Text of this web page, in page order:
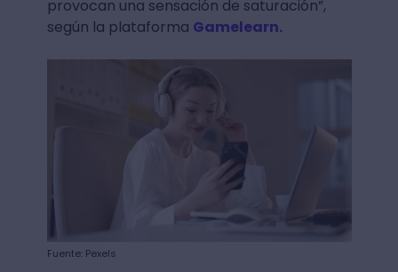
provocan una sensación de saturación”,
según la plataforma Gamelearn.
Fuente: Pexels